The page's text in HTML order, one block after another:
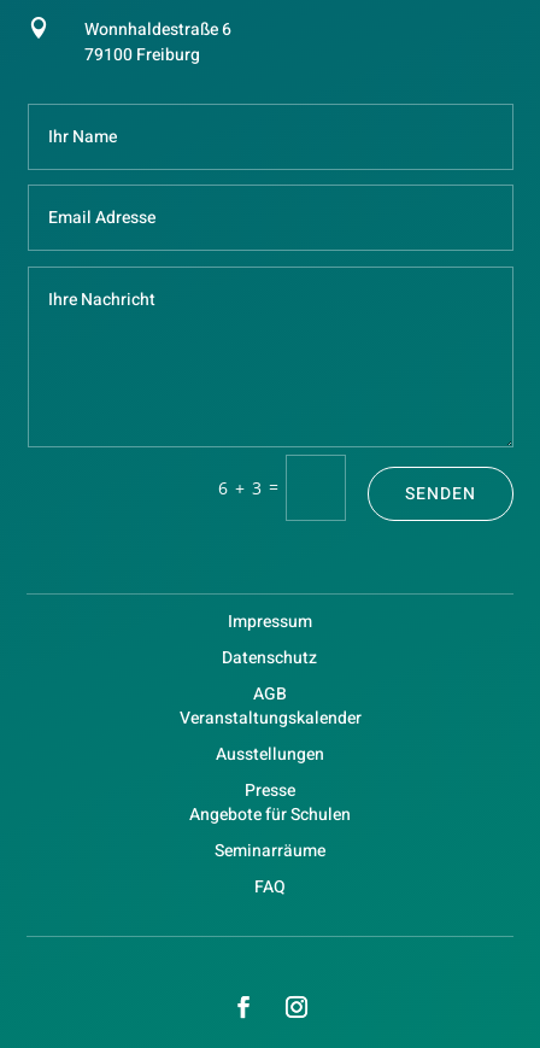

Wonnhaldestraße 6
79100 Freiburg
6 + 3 = SENDEN
Impressum
Datenschutz
AGB
Veranstaltungskalender
Ausstellungen
Presse
Angebote für Schulen
Seminarräume
FAQ